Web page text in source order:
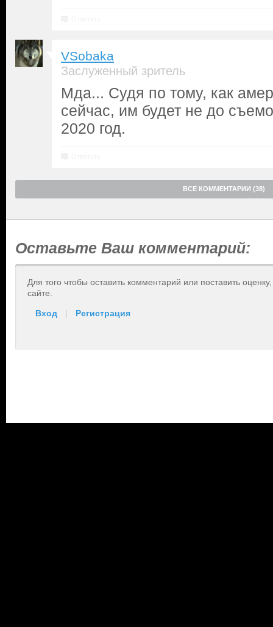
VSobaka
Заслуженный зритель
Мда... Судя по тому, как
сейчас, им будет не до
2020 год.
ВСЕ КОММЕНТАРИИ (38)
Оставьте Ваш комментарий:
Для того чтобы оставить комментарий или поставить
сайте.
Вход | Регистрация